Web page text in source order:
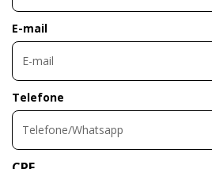
E-mail
Telefone